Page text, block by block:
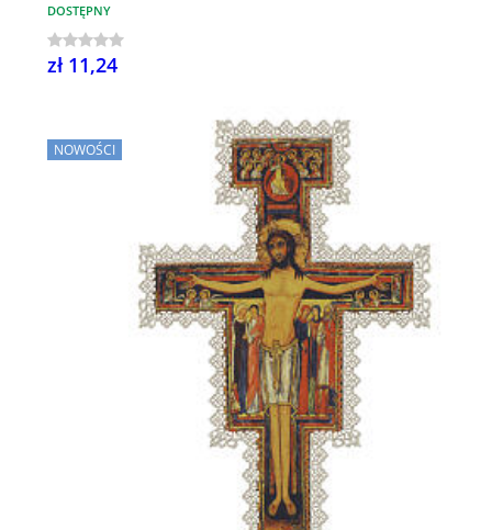
DOSTĘPNY
zł 11,24
NOWOŚCI